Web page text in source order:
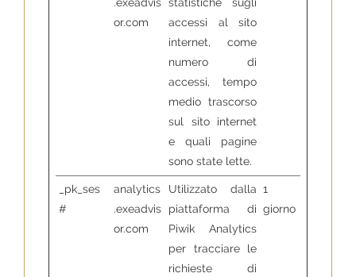
or.com
accessi al sito
internet, come
numero di
accessi, tempo
medio trascorso
sul sito internet
e quali pagine
sono state lette.
_pk_ses
#
analytics
.exeadvis
or.com
Utilizzato dalla
piattaforma di
Piwik Analytics
per tracciare le
richieste di
1
giorno